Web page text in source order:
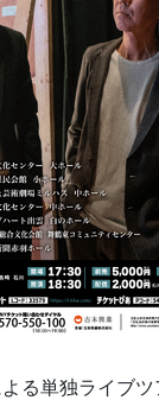
る単独ライブ